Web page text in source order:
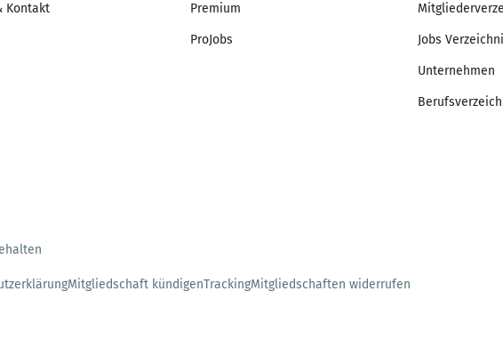
Kontakt Premium
ProJobs Jobs
Unternehmen
Mitgliedschaft kündigenTrackingMitgliedschaften widerrufen